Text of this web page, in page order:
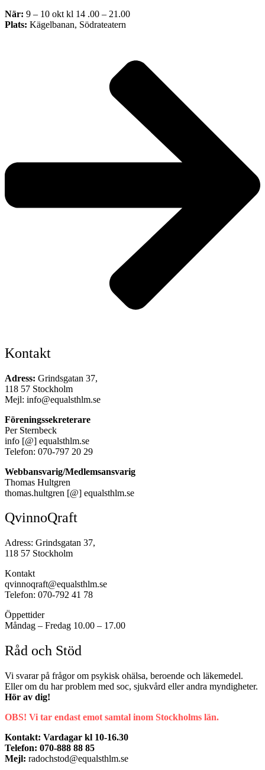
När: 9 – 10 okt kl 14 .00 – 21.00
Plats: Kägelbanan, Södrateatern
Kontakt
Adress: Grindsgatan 37,
118 57 Stockholm
Mejl: info@equalsthlm.se
Föreningssekreterare
Per Sternbeck
info [@] equalsthlm.se
Telefon: 070-797 20 29
Webbansvarig/Medlemsansvarig
Thomas Hultgren
thomas.hultgren [@] equalsthlm.se
QvinnoQraft
Adress: Grindsgatan 37,
118 57 Stockholm
Kontakt
qvinnoqraft@equalsthlm.se
Telefon: 070-792 41 78
Öppettider
Måndag – Fredag 10.00 – 17.00
Råd och Stöd
Vi svarar på frågor om psykisk ohälsa, beroende och läkemedel.
Eller om du har problem med soc, sjukvård eller andra myndigheter.
Hör av dig!
OBS! Vi tar endast emot samtal inom Stockholms län.
Kontakt: Vardagar kl 10-16.30
Telefon: 070-888 88 85
Mejl: radochstod@equalsthlm.se